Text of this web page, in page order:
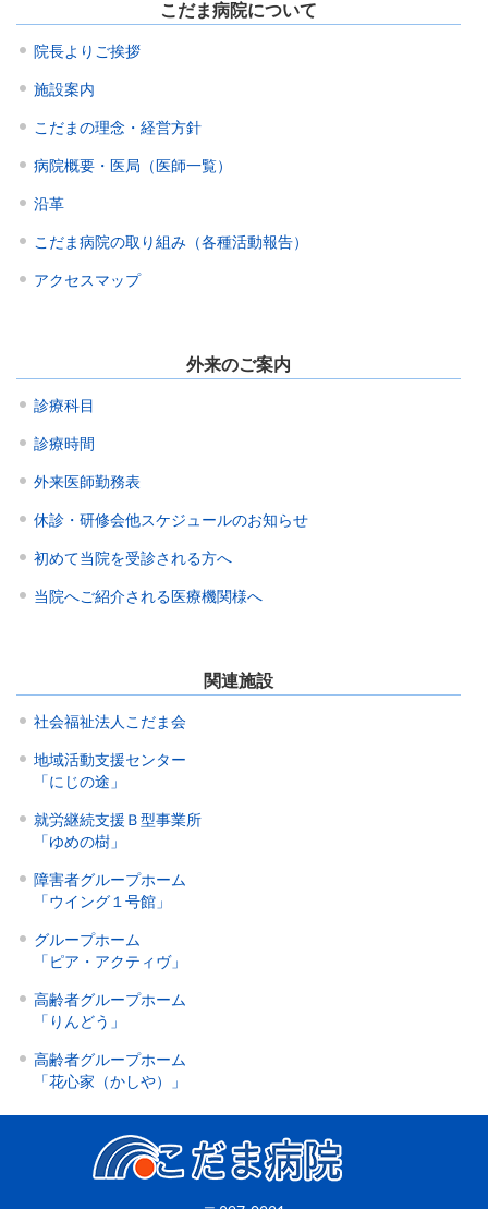
こだま病院について
院長よりご挨拶
施設案内
こだまの理念・経営方針
病院概要・医局（医師一覧）
沿革
こだま病院の取り組み（各種活動報告）
アクセスマップ
外来のご案内
診療科目
診療時間
外来医師勤務表
休診・研修会他スケジュールのお知らせ
初めて当院を受診される方へ
当院へご紹介される医療機関様へ
関連施設
社会福祉法人こだま会
地域活動支援センター
「にじの途」
就労継続支援Ｂ型事業所
「ゆめの樹」
障害者グループホーム
「ウイング１号館」
グループホーム
「ピア・アクティヴ」
高齢者グループホーム
「りんどう」
高齢者グループホーム
「花心家（かしや）」